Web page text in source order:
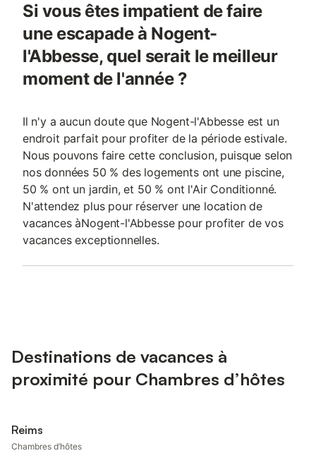
Si vous êtes impatient de faire
une escapade à Nogent-
l'Abbesse, quel serait le meilleur
moment de l'année ?
Il n'y a aucun doute que Nogent-l'Abbesse est un
endroit parfait pour profiter de la période estivale.
Nous pouvons faire cette conclusion, puisque selon
nos données 50 % des logements ont une piscine,
50 % ont un jardin, et 50 % ont l'Air Conditionné.
N'attendez plus pour réserver une location de
vacances àNogent-l'Abbesse pour profiter de vos
vacances exceptionnelles.
Destinations de vacances à
proximité pour Chambres d’hôtes
Reims
Chambres d’hôtes